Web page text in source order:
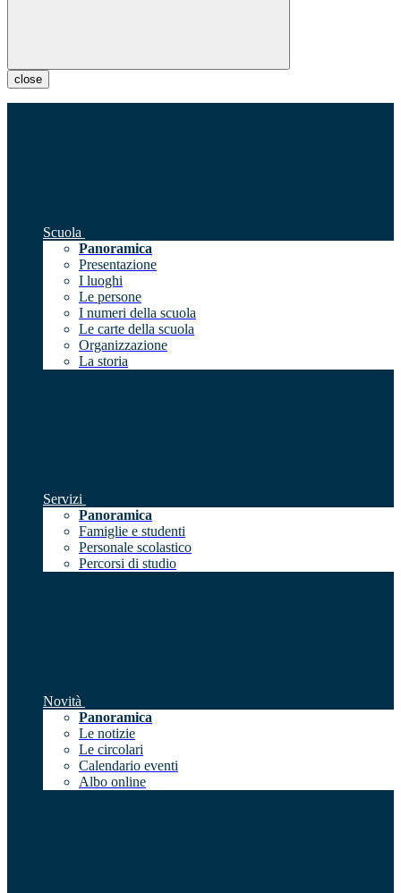
close
Scuola
Panoramica
Presentazione
I luoghi
Le persone
I numeri della scuola
Le carte della scuola
Organizzazione
La storia
Servizi
Panoramica
Famiglie e studenti
Personale scolastico
Percorsi di studio
Novità
Panoramica
Le notizie
Le circolari
Calendario eventi
Albo online